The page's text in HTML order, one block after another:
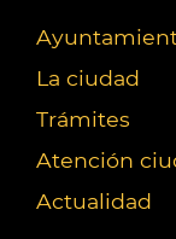
La ciudad
Trámites
Atención
Actualidad